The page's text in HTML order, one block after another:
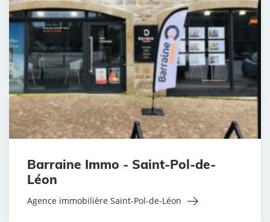
Barraine Immo - Saint-Pol-de-
Léon
Agence immobilière Saint-Pol-de-Léon